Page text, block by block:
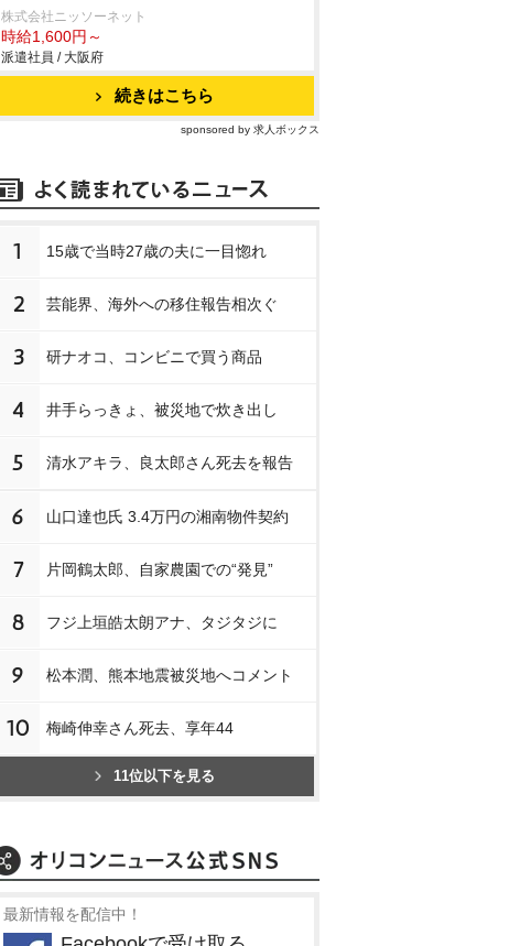
株式会社ニッソーネット
時給1,600円～
派遣社員 / 大阪府
続きはこちら
sponsored by 求人ボックス
1 15歳で当時27歳の夫に一目惚れ
2 芸能界、海外への移住報告相次ぐ
3 研ナオコ、コンビニで買う商品
4 井手らっきょ、被災地で炊き出し
5 清水アキラ、良太郎さん死去を報告
6 山口達也氏 3.4万円の湘南物件契約
7 片岡鶴太郎、自家農園での“発見”
8 フジ上垣皓太朗アナ、タジタジに
9 松本潤、熊本地震被災地へコメント
10 梅崎伸幸さん死去、享年44
11位以下を見る
最新情報を配信中！